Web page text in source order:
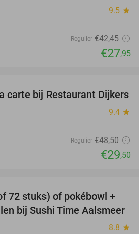
9.5 star
Regulier €42,45
€27,95
39%
carte bij Restaurant Dijkers
9.4 star
Regulier €48,50
€29,50
43%
72 stuks) of pokébowl +
bij Sushi Time Aalsmeer
8.8 star